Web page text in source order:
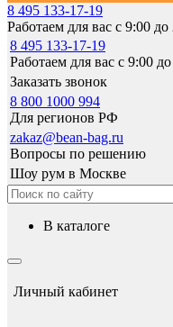
8 495 133-17-19
Работаем для вас с 9:00 до
8 495 133-17-19
Работаем для вас с 9:00
Заказать звонок
8 800 1000 994
Для регионов РФ
zakaz@bean-bag.ru
Вопросы по решению
Шоу рум в Москве
в каталоге
Личный кабинет